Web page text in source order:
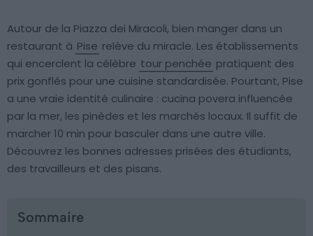
Autour de la Piazza dei Miracoli, bien manger dans un
restaurant à Pise relève du miracle. Les établissements
qui encerclent la célèbre tour penchée pratiquent des
prix gonflés pour une cuisine standardisée. Pourtant, Pise
a une vraie identité culinaire : cucina povera influencée
par la mer, les pinèdes et les marchés locaux. Il suffit de
marcher 10 min pour basculer dans une autre ville.
Découvrez les bonnes adresses prisées des étudiants,
des travailleurs et des pisans.
Sommaire